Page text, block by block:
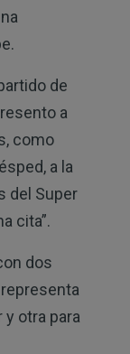
de
a
como
a la
del Super
cita”.
dos
y otra para